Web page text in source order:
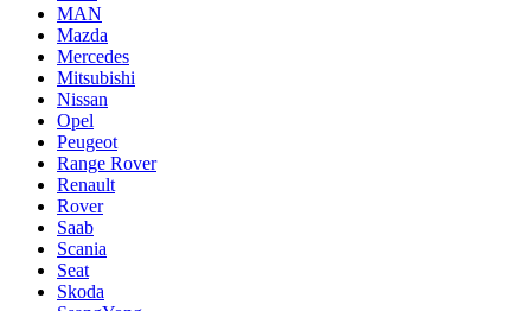
MAN
Mazda
Mercedes
Mitsubishi
Nissan
Opel
Peugeot
Range Rover
Renault
Rover
Saab
Scania
Seat
Skoda